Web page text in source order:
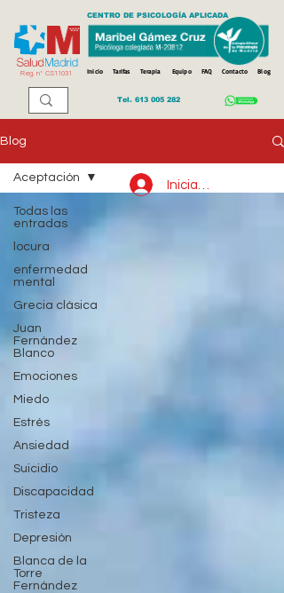
Reg. nº CS11031
CENTRO DE PSICOLOGÍA APLICADA
Inicio Tarifas Terapia Equipo FAQ Contacto Blog
Tel. 613 005 282
Blog
Todas las
entradas
locura
enfermedad
mental
Grecia clásica
Juan
Fernández
Blanco
Emociones
Miedo
Estrés
Ansiedad
Suicidio
Discapacidad
Tristeza
Depresión
Blanca de la
Torre
Fernández
Aceptación
Iniciar sesión